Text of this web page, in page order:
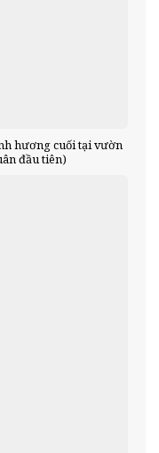
hương cuối tại vườn
đầu tiên)